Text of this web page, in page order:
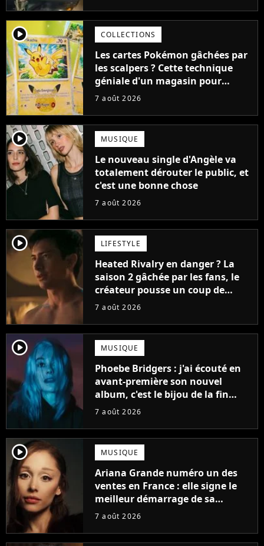
player2 COLLECTIONS
Les cartes Pokémon gâchées par
les scalpers ? Cette technique
géniale d'un magasin pour
ruiner les revendeurs
7 août 2026
player2 MUSIQUE
Le nouveau single d'Angèle va
totalement dérouter le public, et
c'est une bonne chose
7 août 2026
player2 LIFESTYLE
Heated Rivalry en danger ? La
saison 2 gâchée par les fans, le
créateur pousse un coup de
gueule
7 août 2026
player2 MUSIQUE
Phoebe Bridgers : j'ai écouté en
avant-première son nouvel
album, c'est le bijou de la fin
d'été
7 août 2026
player2 MUSIQUE
Ariana Grande numéro un des
ventes en France : elle signe le
meilleur démarrage de sa
carrière avec son album Petal
7 août 2026